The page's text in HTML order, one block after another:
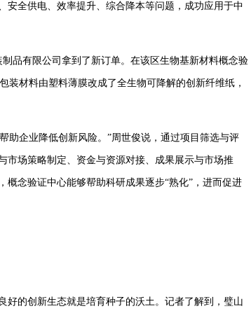
安全供电、效率提升、综合降本等问题，成功应用于中
品有限公司拿到了新订单。在该区生物基新材料概念验
装材料由塑料薄膜改成了全生物可降解的创新纤维纸，
助企业降低创新风险。”周世俊说，通过项目筛选与评
市场策略制定、资金与资源对接、成果展示与市场推
概念验证中心能够帮助科研成果逐步“熟化”，进而促进
好的创新生态就是培育种子的沃土。记者了解到，璧山